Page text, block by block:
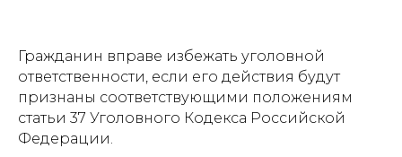
Гражданин вправе избежать уголовной
ответственности, если его действия будут
признаны соответствующими положениям
статьи 37 Уголовного Кодекса Российской
Федерации.